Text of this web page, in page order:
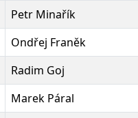
Petr Minařík
Ondřej Franěk
Radim Goj
Marek Páral